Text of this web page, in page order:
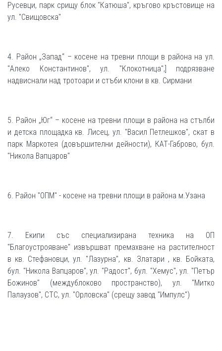
Русевци, парк срищу блок "Катюша", кръгово кръстовище на
ул. "Свищовска"
4. Район „Запад“ – косене на тревни площи в района на ул.
"Алеко Константинов", ул. "Клокотница",] подрязване
надвиснали над тротоари и стъби клони в кв. Сирмани
5. Район „Юг“ – косене на тревни площи в района на стълби
и детска площадка кв. Лисец, ул. "Васил Петлешков", скат в
парк Маркотея (довършителни дейности), КАТ-Габрово, бул.
"Никола Вапцаров"
6. Район "ОПМ" - косене на тревни площи в района м.Узана
7. Екипи със специализирана техника на ОП
"Благоустрояване" извършват премахване на растителност
в кв. Стефановци, ул. "Лазурна", кв. Златари , кв. Бойката,
бул. "Никола Вапцаров", ул. "Радост", бул. "Хемус", ул. "Петър
Божинов" (междублоково пространство), ул. "Митко
Палаузов", СТС, ул. "Орловска" (срещу завод "Импулс")